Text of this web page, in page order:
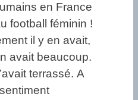
en France
football féminin !
il y en avait,
avait beaucoup.
terrassé. A